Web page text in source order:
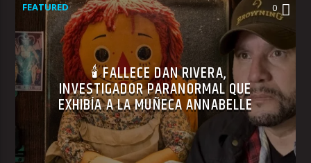
FEATURED 0
🕯 FALLECE DAN RIVERA,
INVESTIGADOR PARANORMAL QUE
EXHIBÍA A LA MUÑECA ANNABELLE